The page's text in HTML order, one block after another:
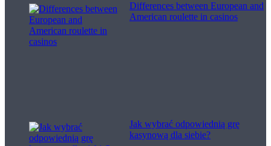
Differences between European and
American roulette in casinos
Jak wybrać odpowiednią grę
kasynową dla siebie?